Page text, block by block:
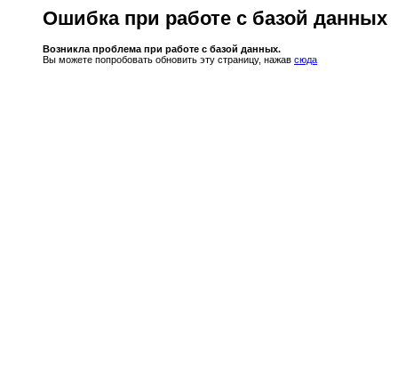
Ошибка при работе с базой данных
Возникла проблема при работе с базой данных.
Вы можете попробовать обновить эту страницу, нажав сюда